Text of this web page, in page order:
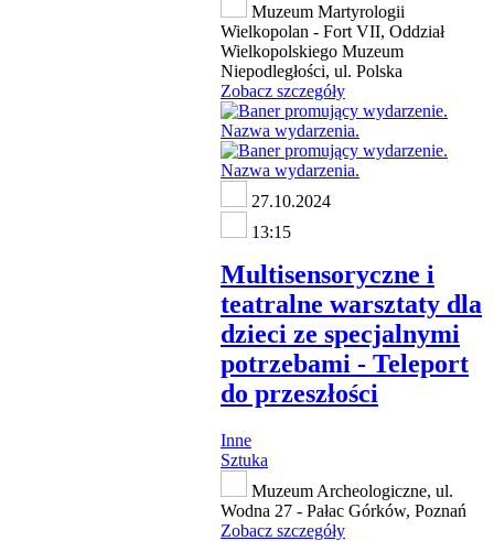
Muzeum Martyrologii
Wielkopolan - Fort VII, Oddział
Wielkopolskiego Muzeum
Niepodległości, ul. Polska
Zobacz szczegóły
27.10.2024
13:15
Multisensoryczne i
teatralne warsztaty dla
dzieci ze specjalnymi
potrzebami - Teleport
do przeszłości
Inne
Sztuka
Muzeum Archeologiczne, ul.
Wodna 27 - Pałac Górków, Poznań
Zobacz szczegóły